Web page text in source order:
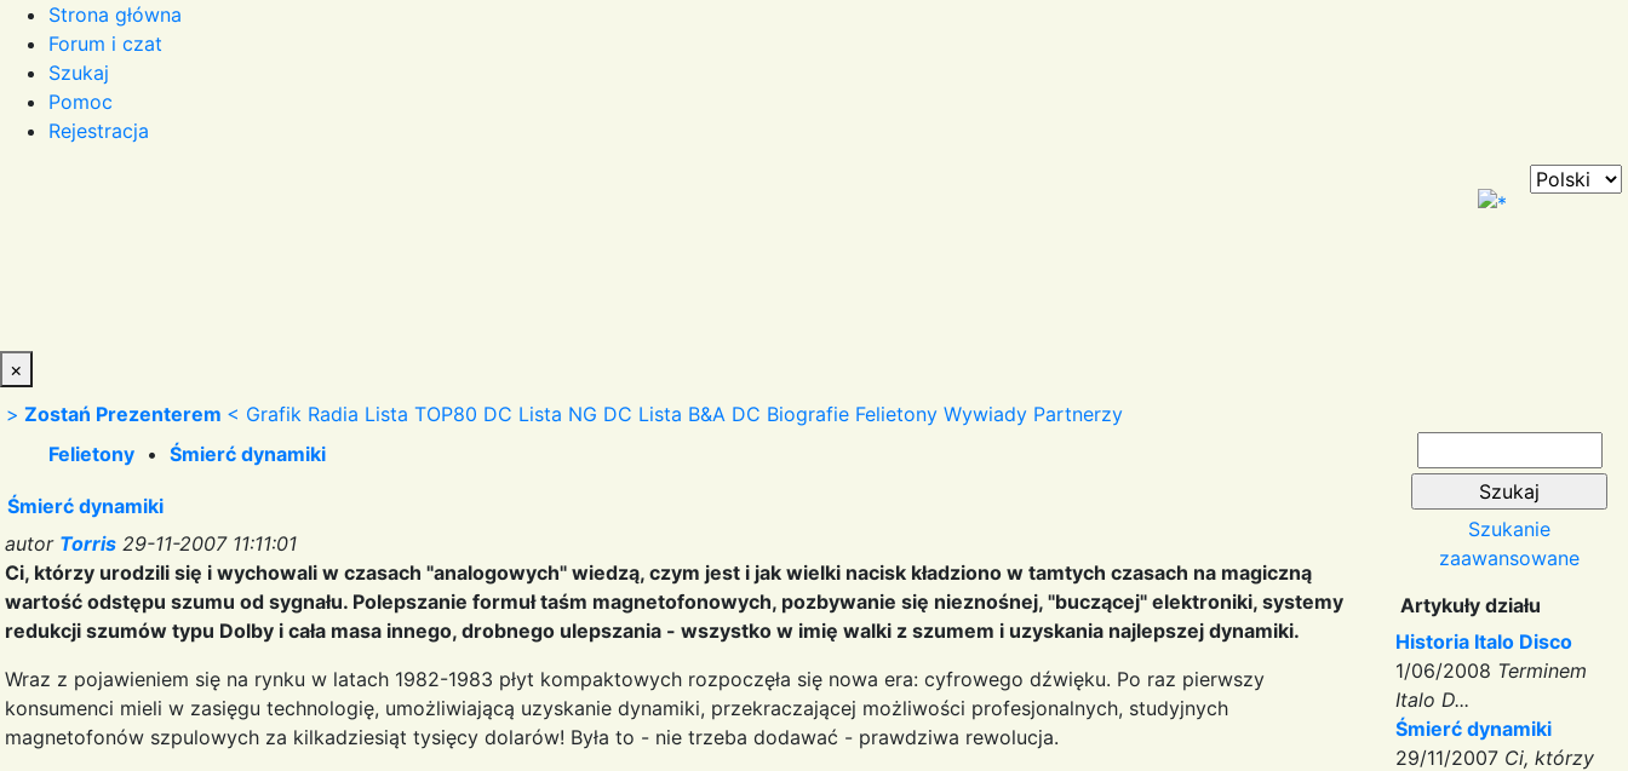
Strona główna
Forum i czat
Szukaj
Pomoc
Rejestracja
×
> Zostań Prezenterem < Grafik Radia Lista TOP80 DC Lista NG DC Lista B&A DC Biografie Felietony Wywiady Partnerzy
Felietony • Śmierć dynamiki
Śmierć dynamiki
autor Torris 29-11-2007 11:11:01
Ci, którzy urodzili się i wychowali w czasach "analogowych" wiedzą, czym jest i jak wielki nacisk kładziono w tamtych czasach na magiczną
wartość odstępu szumu od sygnału. Polepszanie formuł taśm magnetofonowych, pozbywanie się nieznośnej, "buczącej" elektroniki, systemy
redukcji szumów typu Dolby i cała masa innego, drobnego ulepszania - wszystko w imię walki z szumem i uzyskania najlepszej dynamiki.
Wraz z pojawieniem się na rynku w latach 1982-1983 płyt kompaktowych rozpoczęła się nowa era: cyfrowego dźwięku. Po raz pierwszy
konsumenci mieli w zasięgu technologię, umożliwiającą uzyskanie dynamiki, przekraczającej możliwości profesjonalnych, studyjnych
magnetofonów szpulowych za kilkadziesiąt tysięcy dolarów! Była to - nie trzeba dodawać - prawdziwa rewolucja.
Szukanie
zaawansowane
Artykuły działu
Historia Italo Disco
1/06/2008 Terminem
Italo D...
Śmierć dynamiki
29/11/2007 Ci, którzy